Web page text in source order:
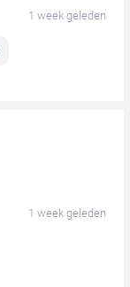
1 week geleden
1 week geleden